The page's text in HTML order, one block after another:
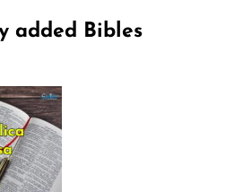
added Bibles